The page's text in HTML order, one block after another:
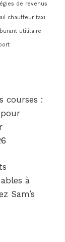
de revenus
chauffeur taxi
utilitaire
courses :
à
Sam’s